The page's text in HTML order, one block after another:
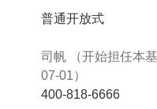
普通开放式
司帆 （开始担任本
07-01）
400-818-6666